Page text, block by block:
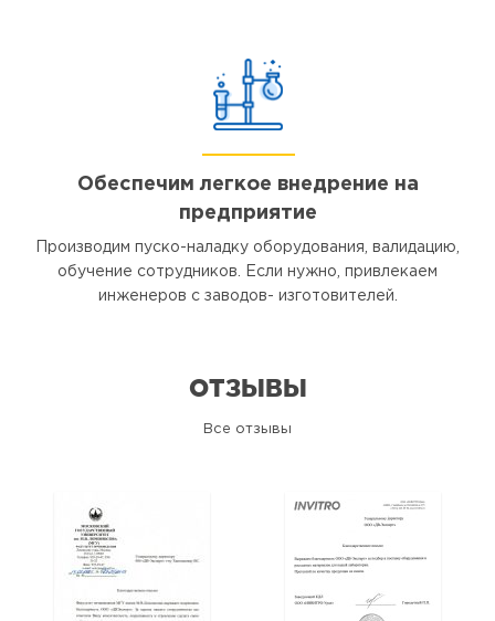
Обеспечим легкое внедрение на
предприятие
Производим пуско-наладку оборудования, валидацию,
обучение сотрудников. Если нужно, привлекаем
инженеров с заводов- изготовителей.
ОТЗЫВЫ
Все отзывы